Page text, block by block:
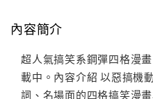
內容簡介
超人氣搞笑系鋼彈四格漫
載中。內容介紹 以惡搞機
詞、名場面的四格搞笑漫